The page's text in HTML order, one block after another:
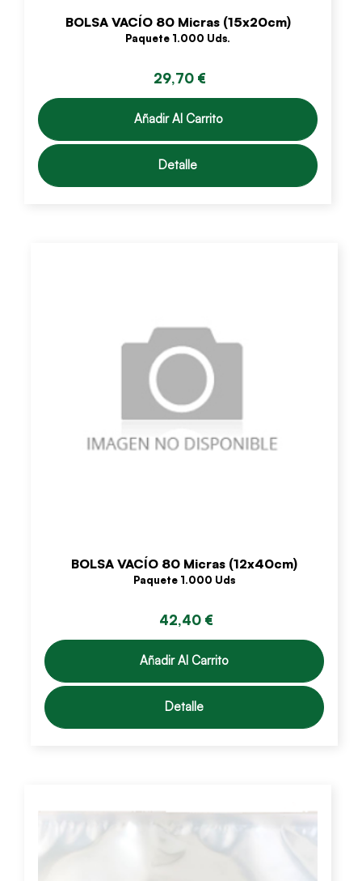
BOLSA VACÍO 80 Micras (15x20cm)
Paquete 1.000 Uds.
29,70 €
Añadir Al Carrito
Detalle
BOLSA VACÍO 80 Micras (12x40cm)
Paquete 1.000 Uds
42,40 €
Añadir Al Carrito
Detalle